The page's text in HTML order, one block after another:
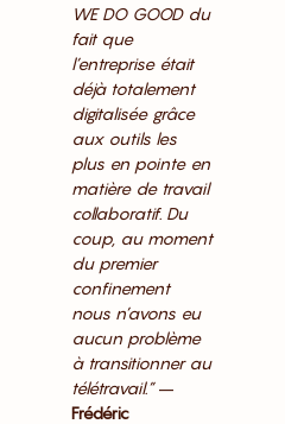
WE DO GOOD du
fait que
l’entreprise était
déjà totalement
digitalisée grâce
aux outils les
plus en pointe en
matière de travail
collaboratif. Du
coup, au moment
du premier
confinement
nous n’avons eu
aucun problème
à transitionner au
télétravail.”–
Frédéric